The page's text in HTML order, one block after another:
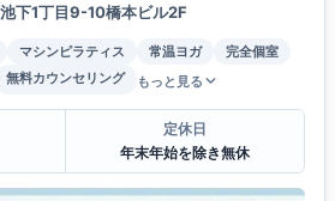
下1丁目9-10橋本ビル2F
マシンピラティス 常温ヨガ
完全個室
無料カウンセリング もっと見る
定休日
年末年始を除き無休